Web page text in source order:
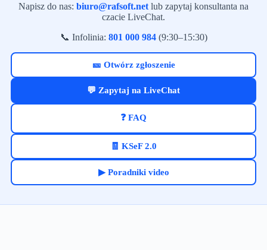
Napisz do nas: biuro@rafsoft.net lub zapytaj konsultanta na
czacie LiveChat.
📞 Infolinia: 801 000 984(9:30–15:30)
🎫 Otwórz zgłoszenie
💬 Zapytaj na LiveChat
❓ FAQ
🧾 KSeF 2.0
▶ Poradniki video